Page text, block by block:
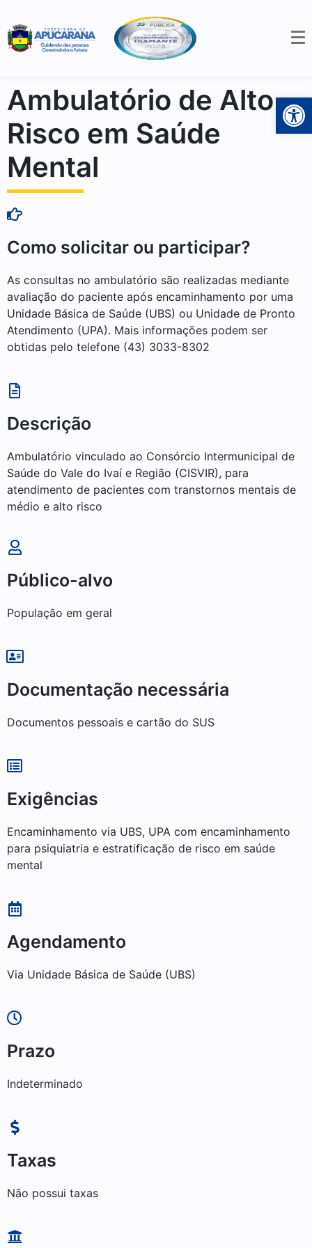
Ambulatório de Alto
Risco em Saúde
Mental
Como solicitar ou participar?
As consultas no ambulatório são realizadas mediante
avaliação do paciente após encaminhamento por uma
Unidade Básica de Saúde (UBS) ou Unidade de Pronto
Atendimento (UPA). Mais informações podem ser
obtidas pelo telefone (43) 3033-8302
Descrição
Ambulatório vinculado ao Consórcio Intermunicipal de
Saúde do Vale do Ivaí e Região (CISVIR), para
atendimento de pacientes com transtornos mentais de
médio e alto risco
Público-alvo
População em geral
Documentação necessária
Documentos pessoais e cartão do SUS
Exigências
Encaminhamento via UBS, UPA com encaminhamento
para psiquiatria e estratificação de risco em saúde
mental
Agendamento
Via Unidade Básica de Saúde (UBS)
Prazo
Indeterminado
Taxas
Não possui taxas